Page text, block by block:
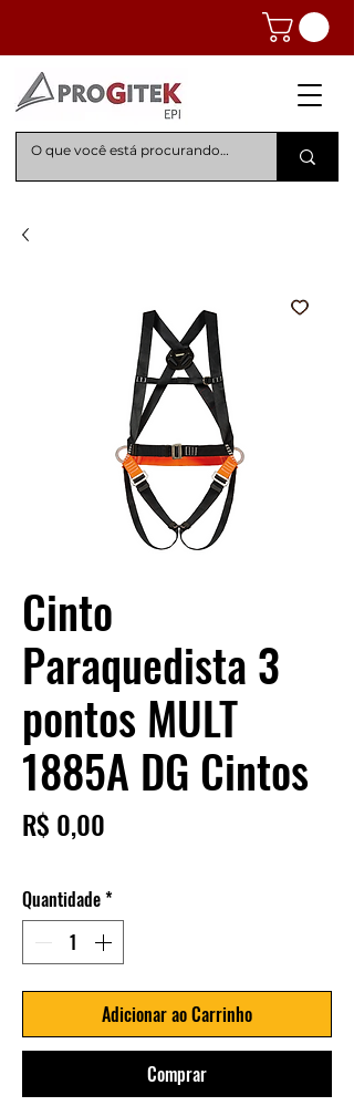
Cinto
Paraquedista 3
pontos MULT
1885A DG Cintos
R$ 0,00
Quantidade*
Adicionar ao Carrinho
Comprar